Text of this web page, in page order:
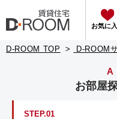
お気に
D-ROOM TOP D-ROOM
お部屋
STEP.01